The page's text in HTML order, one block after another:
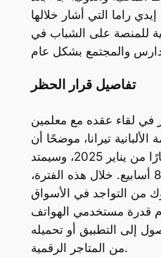
راما التي أشار خلالها
للمنصة على الشباب في
تفاصيل قرار الحظر
في لقاء عقده مع معلمين
تيرانا، موضحًا أن
تنفيذ الحظر سيبدأ اعتبارًا من يناير 2025، وسيمتد
لمدة تتراوح بين 6 إلى 8 أسابيع. خلال هذه الفترة،
من التواجد في الأسواق
قدرة مستخدمي الهواتف
إلى التطبيق أو تحميله
من المتاجر الرقمية.